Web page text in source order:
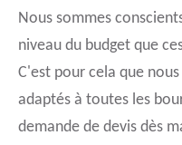
Nous sommes
niveau du budget que
C'est pour cela que
adaptés à toutes les
demande de devis dès